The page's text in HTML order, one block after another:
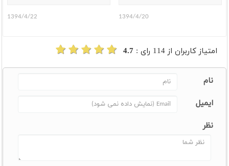
1394/4/20
1394/4/22
امتیاز کاربران از 114 رای : 4.7
نام
ایمیل
نظر